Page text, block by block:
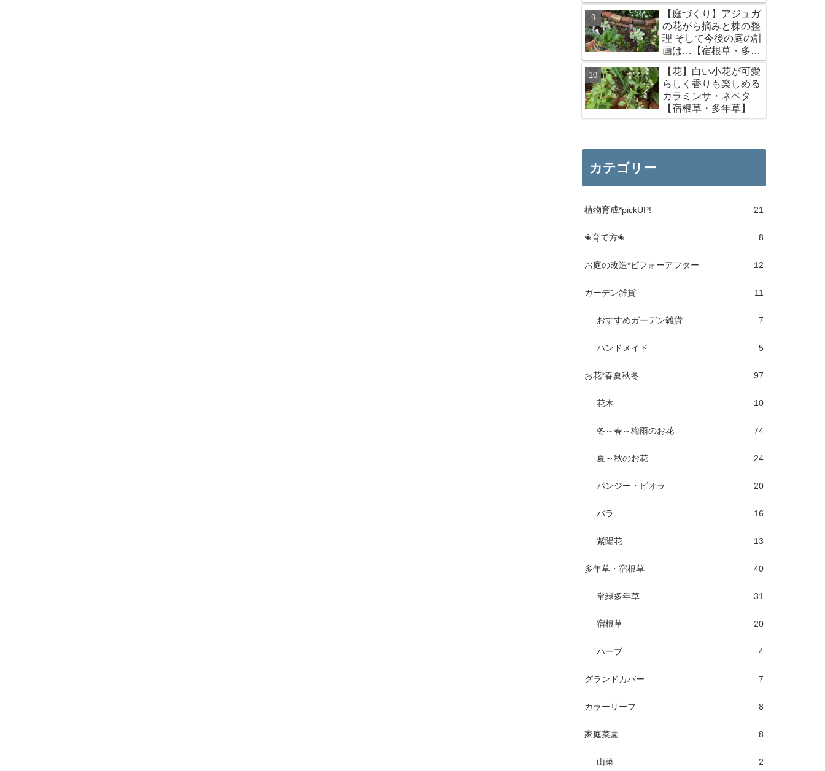
【庭づくり】アジュガ
の花がら摘みと株の整
理 そして今後の庭の計
画は…【宿根草・多年
草】
【花】白い小花が可愛
らしく香りも楽しめる
カラミンサ・ネペタ
【宿根草・多年草】
カテゴリー
植物育成*pickUP! 21
❀育て方❀ 8
お庭の改造*ビフォーアフター 12
ガーデン雑貨 11
おすすめガーデン雑貨 7
ハンドメイド 5
お花*春夏秋冬 97
花木 10
冬～春～梅雨のお花 74
夏～秋のお花 24
パンジー・ビオラ 20
バラ 16
紫陽花 13
多年草・宿根草 40
常緑多年草 31
宿根草 20
ハーブ 4
グランドカバー 7
カラーリーフ 8
家庭菜園 8
山菜 2